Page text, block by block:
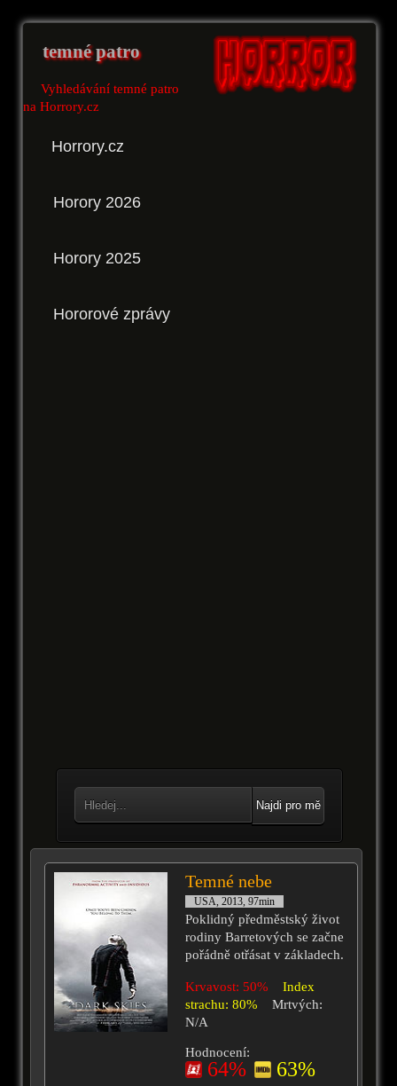
temné patro
Vyhledávání temné patro
na Horrory.cz
Horrory.cz
Horory 2026
Horory 2025
Hororové zprávy
Najdi pro mě
Temné nebe
USA, 2013, 97min
Poklidný předměstský život
rodiny Barretových se začne
pořádně otřásat v základech.
Krvavost: 50%
Index
strachu: 80%
Mrtvých:
N/A
Hodnocení:
64% 63%